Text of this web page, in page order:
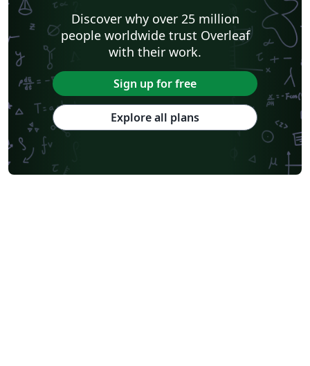
Discover why over 25 million
people worldwide trust Overleaf
with their work.
Sign up for free
Explore all plans